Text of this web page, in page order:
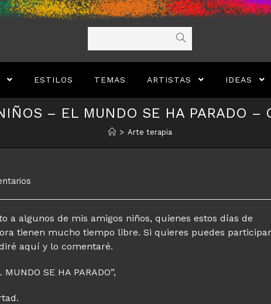
ESTILOS TEMAS ARTISTAS IDEAS
– EL MUNDO SE HA PARADO –
> Arte terapia
a algunos de mis amigos niños, quienes estos días de
tienen mucho tiempo libre. Si quieres puedes
aquí y lo comentaré.
SE HA PARADO”,